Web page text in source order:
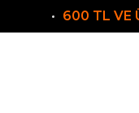
600 TL VE